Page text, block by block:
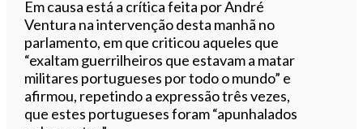
Em causa está a crítica feita por André
Ventura na intervenção desta manhã no
parlamento, em que criticou aqueles que
“exaltam guerrilheiros que estavam a matar
militares portugueses por todo o mundo” e
afirmou, repetindo a expressão três vezes,
que estes portugueses foram “apunhalados